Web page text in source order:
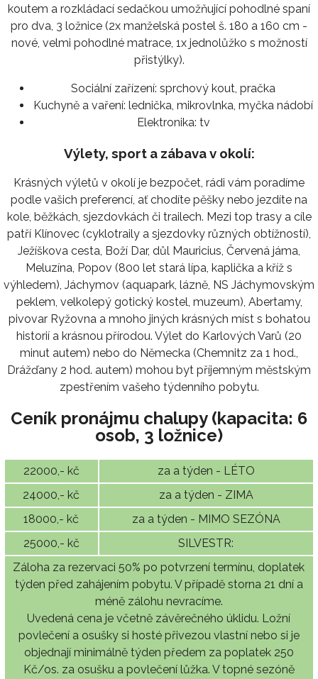
koutem a rozkládací sedačkou umožňující pohodlné spaní
pro dva, 3 ložnice (2x manželská postel š. 180 a 160 cm -
nové, velmi pohodlné matrace, 1x jednolůžko s možností
přistýlky).
Sociální zařízení: sprchový kout, pračka
Kuchyně a vaření: lednička, mikrovlnka, myčka nádobí
Elektronika: tv
Výlety, sport a zábava v okolí:
Krásných výletů v okolí je bezpočet, rádi vám poradíme
podle vašich preferencí, ať chodíte pěšky nebo jezdíte na
kole, běžkách, sjezdovkách či trailech. Mezi top trasy a cíle
patří Klínovec (cyklotraily a sjezdovky různých obtížností),
Ježíškova cesta, Boží Dar, důl Mauricius, Červená jáma,
Meluzína, Popov (800 let stará lípa, kaplička a kříž s
výhledem), Jáchymov (aquapark, lázně, NS Jáchymovským
peklem, velkolepý gotický kostel, muzeum), Abertamy,
pivovar Ryžovna a mnoho jiných krásných míst s bohatou
historií a krásnou přírodou. Výlet do Karlových Varů (20
minut autem) nebo do Německa (Chemnitz za 1 hod.,
Drážďany 2 hod. autem) mohou byt příjemným městským
zpestřením vašeho týdenního pobytu.
Ceník pronájmu chalupy (kapacita: 6
osob, 3 ložnice)
22000,- kč
za a týden - LÉTO
24000,- kč
za a týden - ZIMA
18000,- kč
za a týden - MIMO SEZÓNA
25000,- kč
SILVESTR:
Záloha za rezervaci 50% po potvrzení termínu, doplatek
týden před zahájením pobytu. V případě storna 21 dní a
méně zálohu nevracíme.
Uvedená cena je včetně závěrečného úklidu. Ložní
povlečení a osušky si hosté přivezou vlastní nebo si je
objednají minimálně týden předem za poplatek 250
Kč/os. za osušku a povlečení lůžka. V topné sezóně